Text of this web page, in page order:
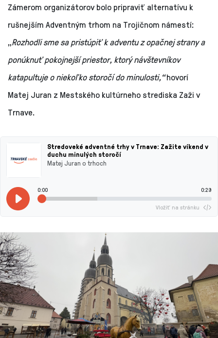
Zámerom organizátorov bolo pripraviť alternatívu k
rušnejším Adventným trhom na Trojičnom námestí:
„Rozhodli sme sa pristúpiť k adventu z opačnej strany a
ponúknuť pokojnejší priestor, ktorý návštevníkov
katapultuje o niekoľko storočí do minulosti,“hovorí
Matej Juran z Mestského kultúrneho strediska Zaži v
Trnave.
Stredoveké adventné trhy v Trnave: Zažite víkend v
duchu minulých storočí
Matej Juran o trhoch
0:00 0:29
Vložiť na stránku